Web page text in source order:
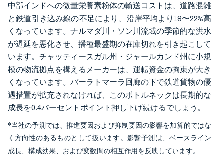
中部インドへの微量栄養素粉体の輸送コストは、道路混雑
と鉄道引き込み線の不足により、沿岸平均より18〜22%高
くなっています。ナルマダ川・ソン川流域の季節的な洪水
が遅延を悪化させ、播種最盛期の在庫切れを引き起こして
います。チャッティースガル州・ジャールカンド州に小規
模の物流拠点を構えるメーカーは、運転資金の拘束が大き
くなっています。バーラトマーラ回廊の下で鉄道貨物の優
遇措置が拡充されなければ、このボトルネックは長期的な
成長を0.4パーセントポイント押し下げ続けるでしょう。
*当社の予測では、推進要因および抑制要因の影響を加算的ではな
く方向性のあるものとして扱います。影響予測は、ベースライン
成長、構成効果、および変数間の相互作用を反映しています。